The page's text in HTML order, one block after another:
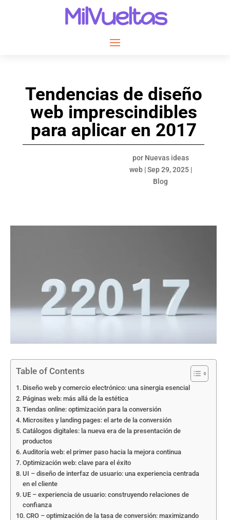
MilVueltas
Tendencias de diseño
web imprescindibles
para aplicar en 2017
por Nuevas ideas
web|Sep 29, 2025|
Blog
Table of Contents
Diseño web y comercio electrónico: una sinergia esencial
Páginas web: más allá de la estética
Tiendas online: optimización para la conversión
Microsites y landing pages: el arte de la conversión
Catálogos digitales: la nueva era de la presentación de
productos
Auditoría web: el primer paso hacia la mejora continua
Optimización web: clave para el éxito
UI – diseño de interfaz de usuario: una experiencia centrada
en el cliente
UE – experiencia de usuario: construyendo relaciones de
confianza
CRO – optimización de la tasa de conversión: maximizando